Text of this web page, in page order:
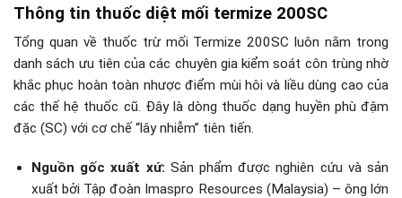
Thông tin thuốc diệt mối termize 200SC
Tổng quan về thuốc trừ mối Termize 200SC luôn nằm trong
danh sách ưu tiên của các chuyên gia kiểm soát côn trùng nhờ
khắc phục hoàn toàn nhược điểm mùi hôi và liều dùng cao của
các thế hệ thuốc cũ. Đây là dòng thuốc dạng huyền phù đậm
đặc (SC) với cơ chế “lây nhiễm” tiên tiến.
Nguồn gốc xuất xứ: Sản phẩm được nghiên cứu và sản
xuất bởi Tập đoàn Imaspro Resources (Malaysia) – ông lớn